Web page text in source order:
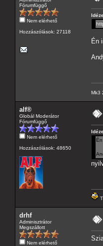
Fórumfüggő
Nem elérhető
Hozzászólások: 27118
Én
Mk3
alf®
Globál Moderátor
Fórumfüggő
Nem elérhető
Hozzászólások: 48650
drhf
Adminisztrátor
Megszállott
Nem elérhető